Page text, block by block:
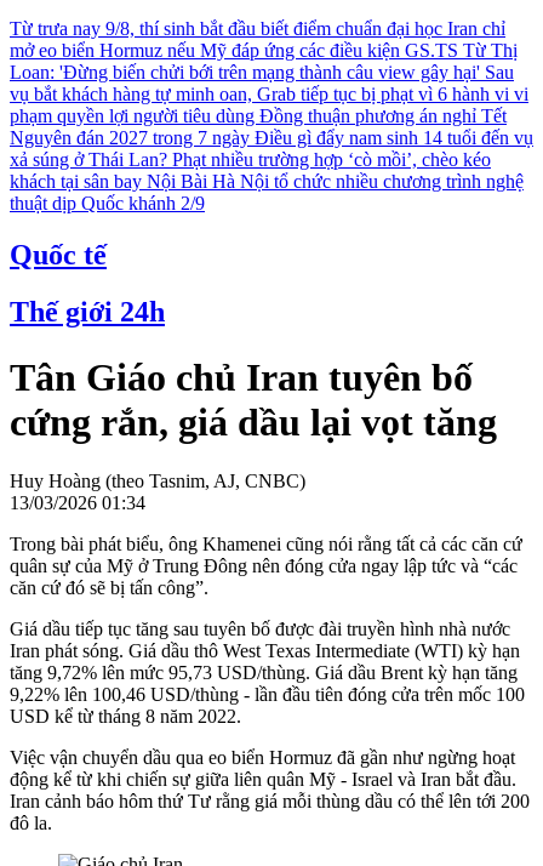
Từ trưa nay 9/8, thí sinh bắt đầu biết điểm chuẩn đại học Iran chỉ
mở eo biển Hormuz nếu Mỹ đáp ứng các điều kiện GS.TS Từ Thị
Loan: 'Đừng biến chửi bới trên mạng thành câu view gây hại' Sau
vụ bắt khách hàng tự minh oan, Grab tiếp tục bị phạt vì 6 hành vi vi
phạm quyền lợi người tiêu dùng Đồng thuận phương án nghỉ Tết
Nguyên đán 2027 trong 7 ngày Điều gì đẩy nam sinh 14 tuổi đến vụ
xả súng ở Thái Lan? Phạt nhiều trường hợp ‘cò mồi’, chèo kéo
khách tại sân bay Nội Bài Hà Nội tổ chức nhiều chương trình nghệ
thuật dịp Quốc khánh 2/9
Quốc tế
Thế giới 24h
Tân Giáo chủ Iran tuyên bố
cứng rắn, giá dầu lại vọt tăng
Huy Hoàng (theo Tasnim, AJ, CNBC)
13/03/2026 01:34
Trong bài phát biểu, ông Khamenei cũng nói rằng tất cả các căn cứ
quân sự của Mỹ ở Trung Đông nên đóng cửa ngay lập tức và “các
căn cứ đó sẽ bị tấn công”.
Giá dầu tiếp tục tăng sau tuyên bố được đài truyền hình nhà nước
Iran phát sóng. Giá dầu thô West Texas Intermediate (WTI) kỳ hạn
tăng 9,72% lên mức 95,73 USD/thùng. Giá dầu Brent kỳ hạn tăng
9,22% lên 100,46 USD/thùng - lần đầu tiên đóng cửa trên mốc 100
USD kể từ tháng 8 năm 2022.
Việc vận chuyển dầu qua eo biển Hormuz đã gần như ngừng hoạt
động kể từ khi chiến sự giữa liên quân Mỹ - Israel và Iran bắt đầu.
Iran cảnh báo hôm thứ Tư rằng giá mỗi thùng dầu có thể lên tới 200
đô la.